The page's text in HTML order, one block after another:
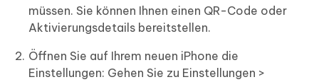
müssen. Sie können Ihnen einen QR-Code oder
Aktivierungsdetails bereitstellen.
Öffnen Sie auf Ihrem neuen iPhone die
Einstellungen: Gehen Sie zu Einstellungen >